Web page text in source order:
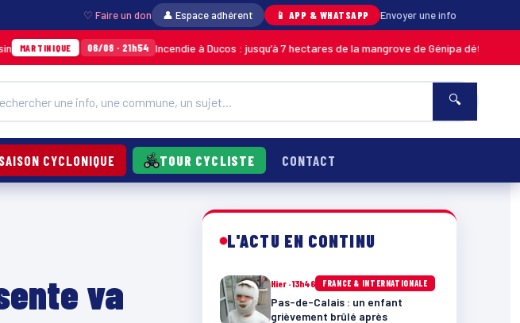
♡ Faire un don 👤 Espace adhérent 📱 APP & WHATSAPP Envoyer une info
06/08 · 21h54 Incendie à Ducos : jusqu’à 7 hectares de la mangrove de Génipa détruits, le feu
🔍
CYCLONIQUE TOUR CYCLISTE CONTACT
va
L'ACTU EN CONTINU
Hier · 13h46 FRANCE & INTERNATIONALE
Pas-de-Calais : un enfant
grièvement brûlé après